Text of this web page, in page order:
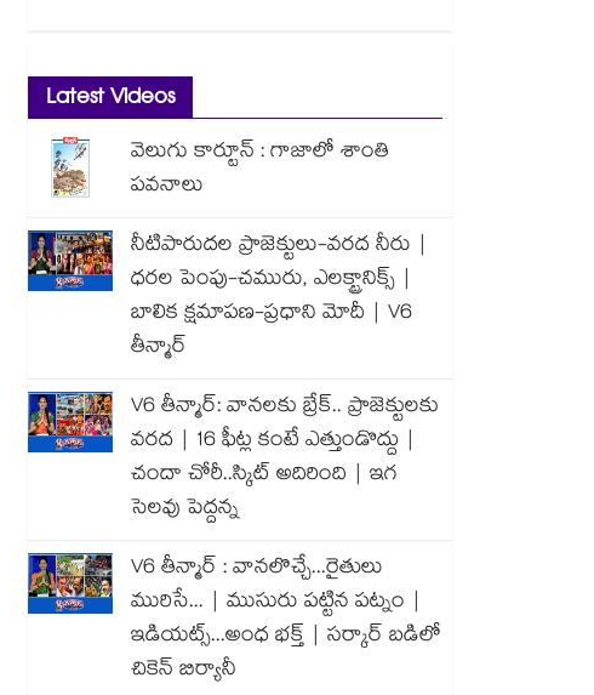
Latest Videos
వెలుగు కార్టూన్ : గాజాలో శాంతి
పవనాలు
నీటిపారుదల ప్రాజెక్టులు-వరద నీరు |
ధరల పెంపు-చమురు, ఎలక్ట్రానిక్స్ |
బాలిక క్షమాపణ-ప్రధాని మోదీ | V6
తీన్మార్
V6 తీన్మార్: వానలకు బ్రేక్.. ప్రాజెక్టులకు
వరద | 16 ఫీట్ల కంటే ఎత్తుండొద్దు |
చందా చోరీ..స్కిట్ అదిరింది | ఇగ
సెలవు పెద్దన్న
V6 తీన్మార్ : వానలొచ్చే...రైతులు
మురిసే... | ముసురు పట్టిన పట్నం |
ఇడియట్స్...అంధ భక్త్ | సర్కార్ బడిలో
చికెన్ బిర్యానీ